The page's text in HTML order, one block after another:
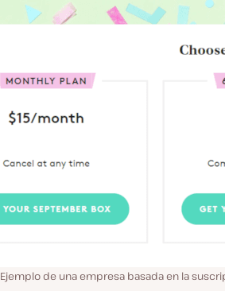
Ejemplo de una empresa basada en la